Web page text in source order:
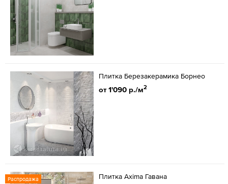
Плитка Березакерамика Борнео
от 1'090 р./м2
Распродажа Плитка Axima Гавана